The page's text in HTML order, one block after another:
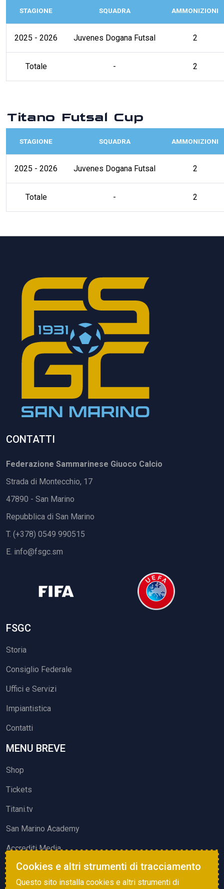
STAGIONE SQUADRA AMMONIZIONI
2025 - 2026 Juvenes Dogana Futsal 2
Totale - 2
Titano Futsal Cup
STAGIONE SQUADRA AMMONIZIONI
2025 - 2026 Juvenes Dogana Futsal 2
Totale - 2
CONTATTI
Federazione Sammarinese Giuoco Calcio
Strada di Montecchio, 17
47890 - San Marino
Repubblica di San Marino
T. (+378) 0549 990515
E. info@fsgc.sm
FSGC
Storia
Consiglio Federale
Uffici e Servizi
Impiantistica
Contatti
MENU BREVE
Shop
Tickets
Titani.tv
San Marino Academy
Accrediti Media
ATTIVITÀ ED EVENTI
Cookies e altri strumenti di tracciamento
Questo sito installa cookies e altri strumenti di